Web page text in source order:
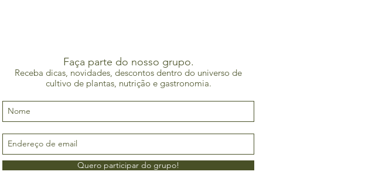
Faça parte do nosso grupo.
Receba dicas, novidades, descontos dentro do universo de
cultivo de plantas, nutrição e gastronomia.
Quero participar do grupo!